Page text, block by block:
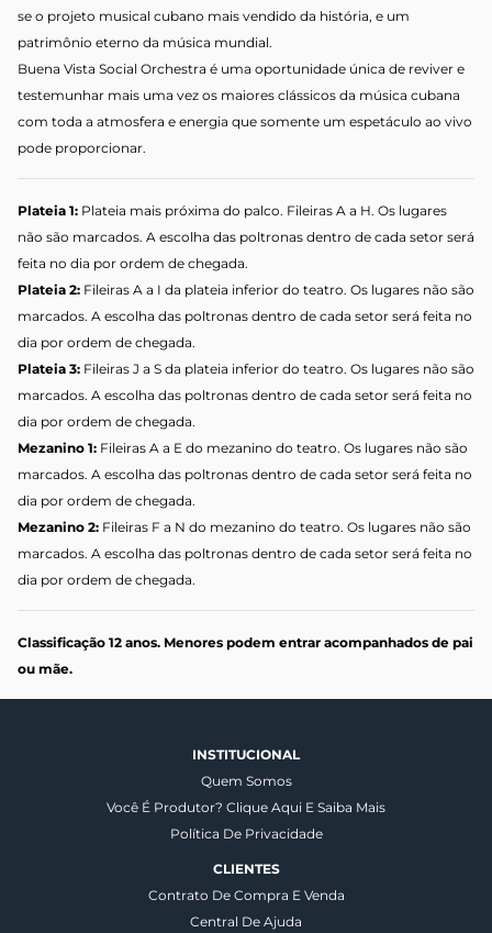
se o projeto musical cubano mais vendido da história, e um
patrimônio eterno da música mundial.
Buena Vista Social Orchestra é uma oportunidade única de reviver e
testemunhar mais uma vez os maiores clássicos da música cubana
com toda a atmosfera e energia que somente um espetáculo ao vivo
pode proporcionar.
Plateia 1: Plateia mais próxima do palco. Fileiras A a H. Os lugares
não são marcados. A escolha das poltronas dentro de cada setor será
feita no dia por ordem de chegada.
Plateia 2: Fileiras A a I da plateia inferior do teatro. Os lugares não são
marcados. A escolha das poltronas dentro de cada setor será feita no
dia por ordem de chegada.
Plateia 3: Fileiras J a S da plateia inferior do teatro. Os lugares não são
marcados. A escolha das poltronas dentro de cada setor será feita no
dia por ordem de chegada.
Mezanino 1: Fileiras A a E do mezanino do teatro. Os lugares não são
marcados. A escolha das poltronas dentro de cada setor será feita no
dia por ordem de chegada.
Mezanino 2: Fileiras F a N do mezanino do teatro. Os lugares não são
marcados. A escolha das poltronas dentro de cada setor será feita no
dia por ordem de chegada.
Classificação 12 anos. Menores podem entrar acompanhados de pai
ou mãe.
INSTITUCIONAL
Quem Somos
Você É Produtor? Clique Aqui E Saiba Mais
Política De Privacidade
CLIENTES
Contrato De Compra E Venda
Central De Ajuda